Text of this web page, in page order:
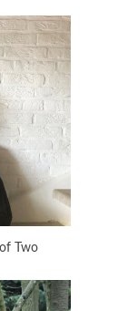
Two